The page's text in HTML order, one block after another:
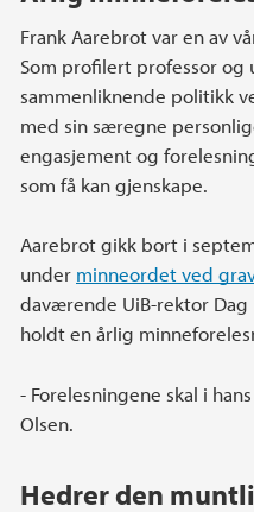
Frank Aarebrot var en av
Som profilert professor
sammenliknende politikk
med sin særegne
engasjement og
som få kan gjenskape.
Aarebrot gikk bort i
under minneordet ved
daværende UiB-rektor Dag
holdt en årlig
- Forelesningene skal i
Olsen.
Hedrer den